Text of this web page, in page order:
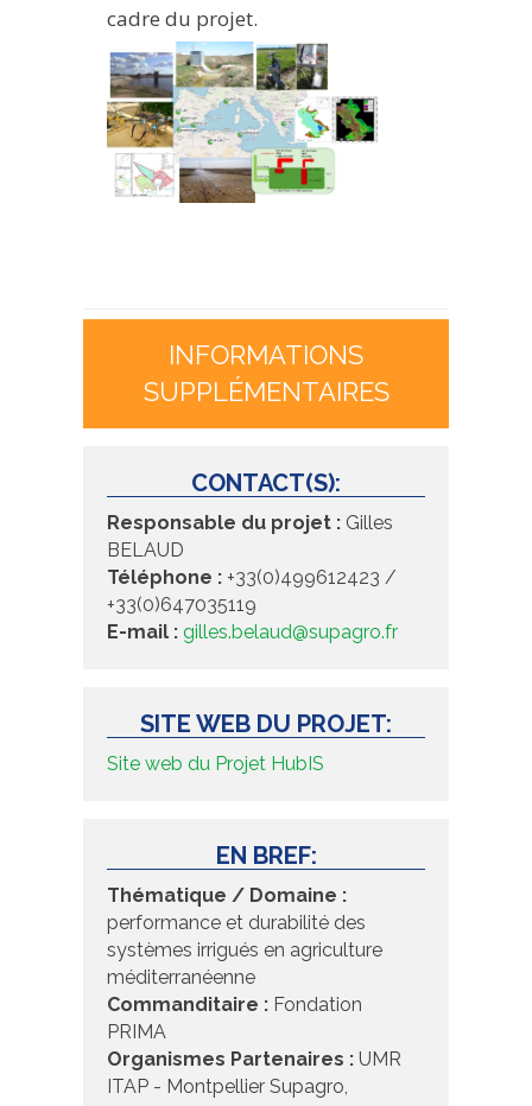
cadre du projet.
INFORMATIONS
SUPPLÉMENTAIRES
CONTACT(S):
Responsable du projet : Gilles
BELAUD
Téléphone : +33(0)499612423 /
+33(0)647035119
E-mail : gilles.belaud@supagro.fr
SITE WEB DU PROJET:
Site web du Projet HubIS
EN BREF:
Thématique / Domaine :
performance et durabilité des
systèmes irrigués en agriculture
méditerranéenne
Commanditaire : Fondation
PRIMA
Organismes Partenaires : UMR
ITAP - Montpellier Supagro,